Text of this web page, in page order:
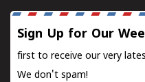
Sign Up for Our
first to receive our very
We don't spam!